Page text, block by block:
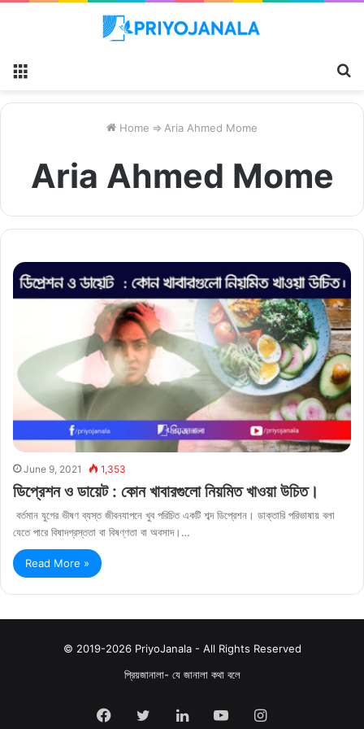
Home ⇒ Aria Ahmed Mome
Aria Ahmed Mome
June 9, 2021 1,353
ডিপ্রেশন ও ডায়েট : কোন খাবারগুলো নিয়মিত খাওয়া উচিত।
বর্তমান যুগের ভীষণ ব্যস্ত জীবনযাপনে খুব পরিচিত একটি শব্দ ডিপ্রেশন। ডাক্তারি পরিভাষায় বলা
যেতে পারে বিষাদগ্রস্ততা বা বিষণ্ণতা বা অবসাদ।…
Read More »
© 2019-2026 PriyoJanala - All Rights Reserved
প্রিয়জানালা- যে জানালা কথা বলে
Facebook
TwitterLinkedInYouTubeInstagram